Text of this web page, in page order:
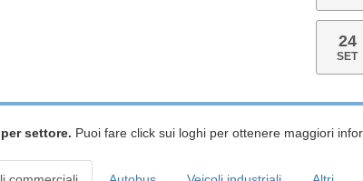
24
SET
settore. Puoi fare click sui loghi per ottenere maggiori